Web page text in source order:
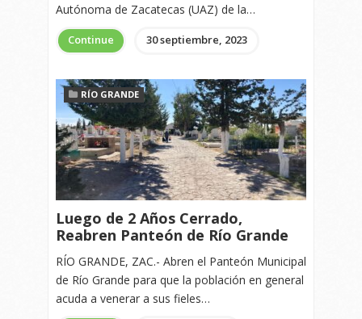
Autónoma de Zacatecas (UAZ) de la…
Continue 30 septiembre, 2023
RÍO GRANDE
Luego de 2 Años Cerrado,
Reabren Panteón de Río Grande
RÍO GRANDE, ZAC.- Abren el Panteón Municipal
de Río Grande para que la población en general
acuda a venerar a sus fieles…